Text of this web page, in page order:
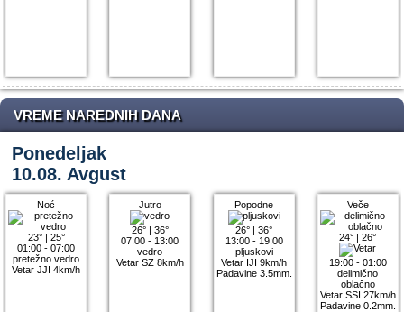
VREME NAREDNIH DANA
Ponedeljak
10.08. Avgust
Noć
23°| 25°
01:00 - 07:00
pretežno vedro
Vetar JJI 4km/h
Jutro
26°| 36°
07:00 - 13:00
vedro
Vetar SZ 8km/h
Popodne
26° |36°
13:00 - 19:00
pljuskovi
Vetar IJI 9km/h
Padavine 3.5mm.
Veče
24° |26°
19:00 - 01:00
delimično
oblačno
Vetar SSI 27km/h
Padavine 0.2mm.